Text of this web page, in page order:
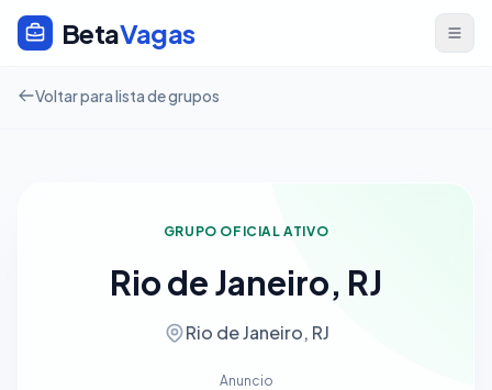
BetaVagas
Voltar para lista de grupos
GRUPO OFICIAL ATIVO
Rio de Janeiro, RJ
Rio de Janeiro, RJ
Anuncio